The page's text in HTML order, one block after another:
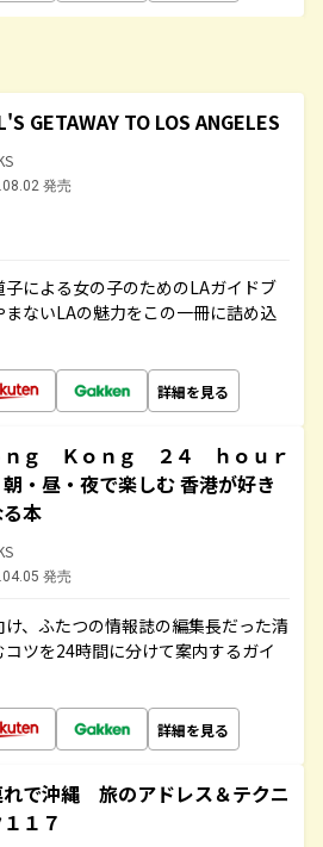
GETAWAY TO LOS ANGELES
発売
による女の子のためのLAガイドブ
ないLAの魅力をこの一冊に詰め込
詳細を見る
ｎｇ Ｋｏｎｇ ２４ ｈｏｕｒ
・昼・夜で楽しむ 香港が好き
本
発売
、ふたつの情報誌の編集長だった清
ツを24時間に分けて案内するガイ
詳細を見る
で沖縄 旅のアドレス＆テクニ
１７